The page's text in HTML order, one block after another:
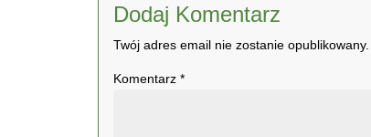
Dodaj Komentarz
Twój adres email nie zostanie opublikowany.
Komentarz *